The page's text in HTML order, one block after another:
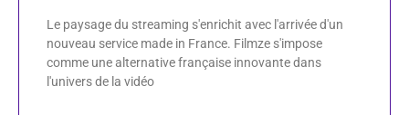
Le paysage du streaming s'enrichit avec l'arrivée d'un
nouveau service made in France. Filmze s'impose
comme une alternative française innovante dans
l'univers de la vidéo